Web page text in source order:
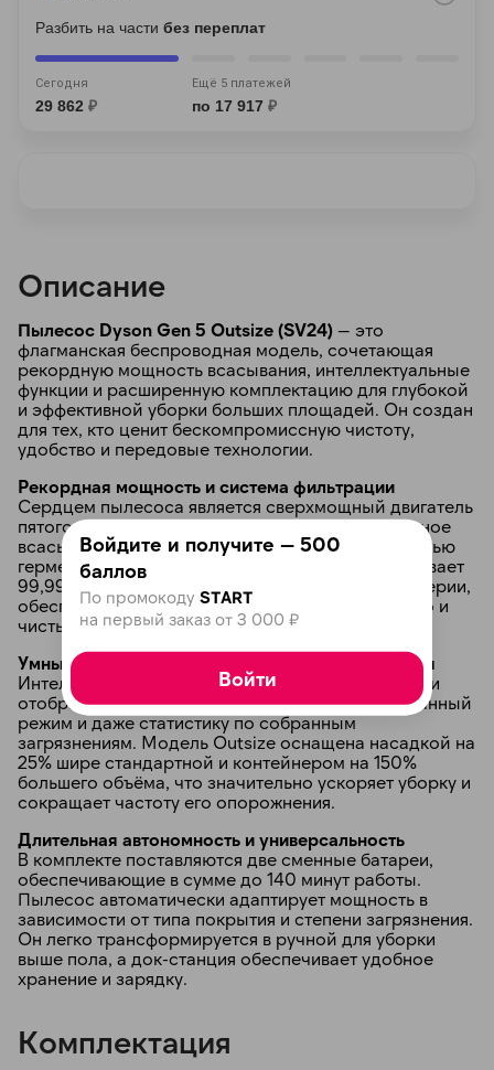
Разбить на части без переплат
Сегодня
29 862 ₽
Ещё 5 платежей
по 17 917 ₽
Описание
Пылесос Dyson Gen 5 Outsize (SV24) — это
флагманская беспроводная модель, сочетающая
рекордную мощность всасывания, интеллектуальные
функции и расширенную комплектацию для глубокой
и эффективной уборки больших площадей. Он создан
для тех, кто ценит бескомпромиссную чистоту,
удобство и передовые технологии.
Рекордная мощность и система фильтрации
Сердцем пылесоса является сверхмощный двигатель
пятого поколения, обеспечивающий максимальное
всасывание среди всех моделей Dyson. Полностью
герметичная система с HEPA-фильтром задерживает
99,99% микрочастиц, включая аллергены и бактерии,
обеспечивая не только чистоту поверхностей, но и
чистый воздух в помещении.
Умный функционал и увеличенная комплектация
Интеллектуальный ЖК-экран в реальном времени
отображает уровень оставшегося заряда, выбранный
режим и даже статистику по собранным
загрязнениям. Модель Outsize оснащена насадкой на
25% шире стандартной и контейнером на 150%
большего объёма, что значительно ускоряет уборку и
сокращает частоту его опорожнения.
Длительная автономность и универсальность
В комплекте поставляются две сменные батареи,
обеспечивающие в сумме до 140 минут работы.
Пылесос автоматически адаптирует мощность в
зависимости от типа покрытия и степени загрязнения.
Он легко трансформируется в ручной для уборки
выше пола, а док-станция обеспечивает удобное
хранение и зарядку.
Комплектация
Войдите и получите — 500
баллов
По промокоду START
на первый заказ от 3 000 ₽
Войти